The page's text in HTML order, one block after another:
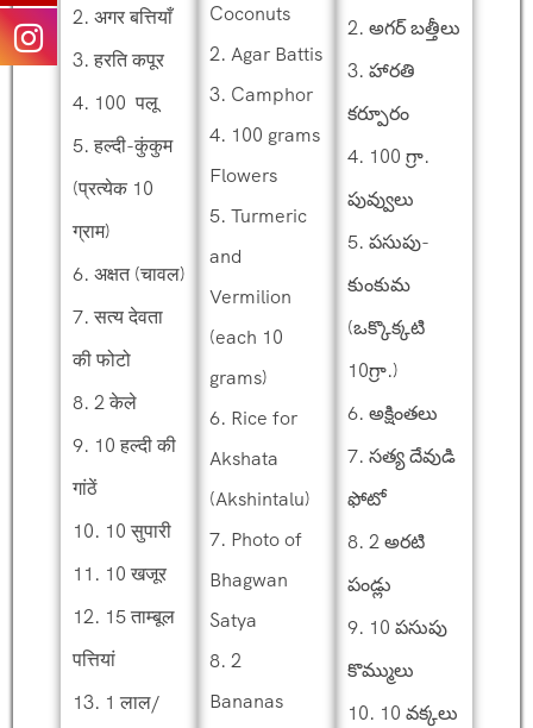
2. अगर बत्तियाँ
3. हरति कपूर
4. 100 पलू
5. हल्दी-कुंकुम
(प्रत्येक 10
ग्राम)
6. अक्षत (चावल)
7. सत्य देवता
की फोटो
8. 2 केले
9. 10 हल्दी की
गांठें
10. 10 सुपारी
11. 10 खजूर
12. 15 ताम्बूल
पत्तियां
13. 1 लाल/
Coconuts
2. Agar Battis
3. Camphor
4. 100 grams
Flowers
5. Turmeric
and
Vermilion
(each 10
grams)
6. Rice for
Akshata
(Akshintalu)
7. Photo of
Bhagwan
Satya
8. 2
Bananas
2. అగర్ బత్తీలు
3. హారతి
కర్పూరం
4. 100 గ్రా.
పువ్వులు
5. పసుపు-
కుంకుమ
(ఒక్కొక్కటి
10గ్రా.)
6. అక్షింతలు
7. సత్య దేవుడి
ఫోటో
8. 2 అరటి
పండ్లు
9. 10 పసుపు
కొమ్ములు
10. 10 వక్కలు